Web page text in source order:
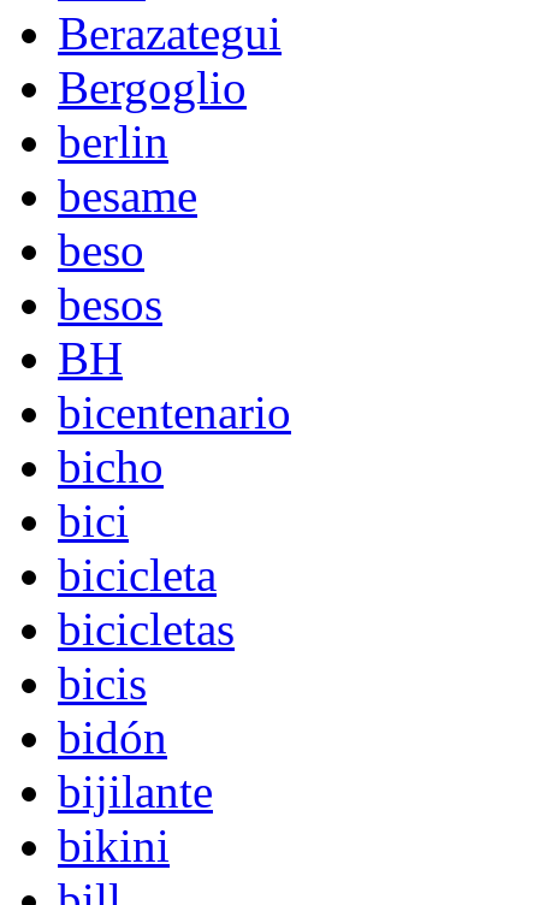
Berazategui
Bergoglio
berlin
besame
beso
besos
BH
bicentenario
bicho
bici
bicicleta
bicicletas
bicis
bidón
bijilante
bikini